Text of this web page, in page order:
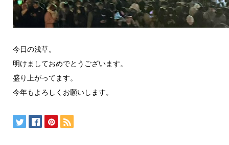
今日の浅草。
明けましておめでとうございます。
盛り上がってます。
今年もよろしくお願いします。